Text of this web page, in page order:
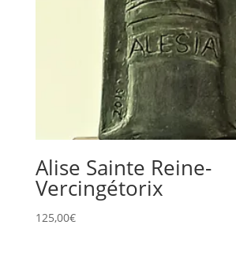
Alise Sainte Reine-
Vercingétorix
125,00€